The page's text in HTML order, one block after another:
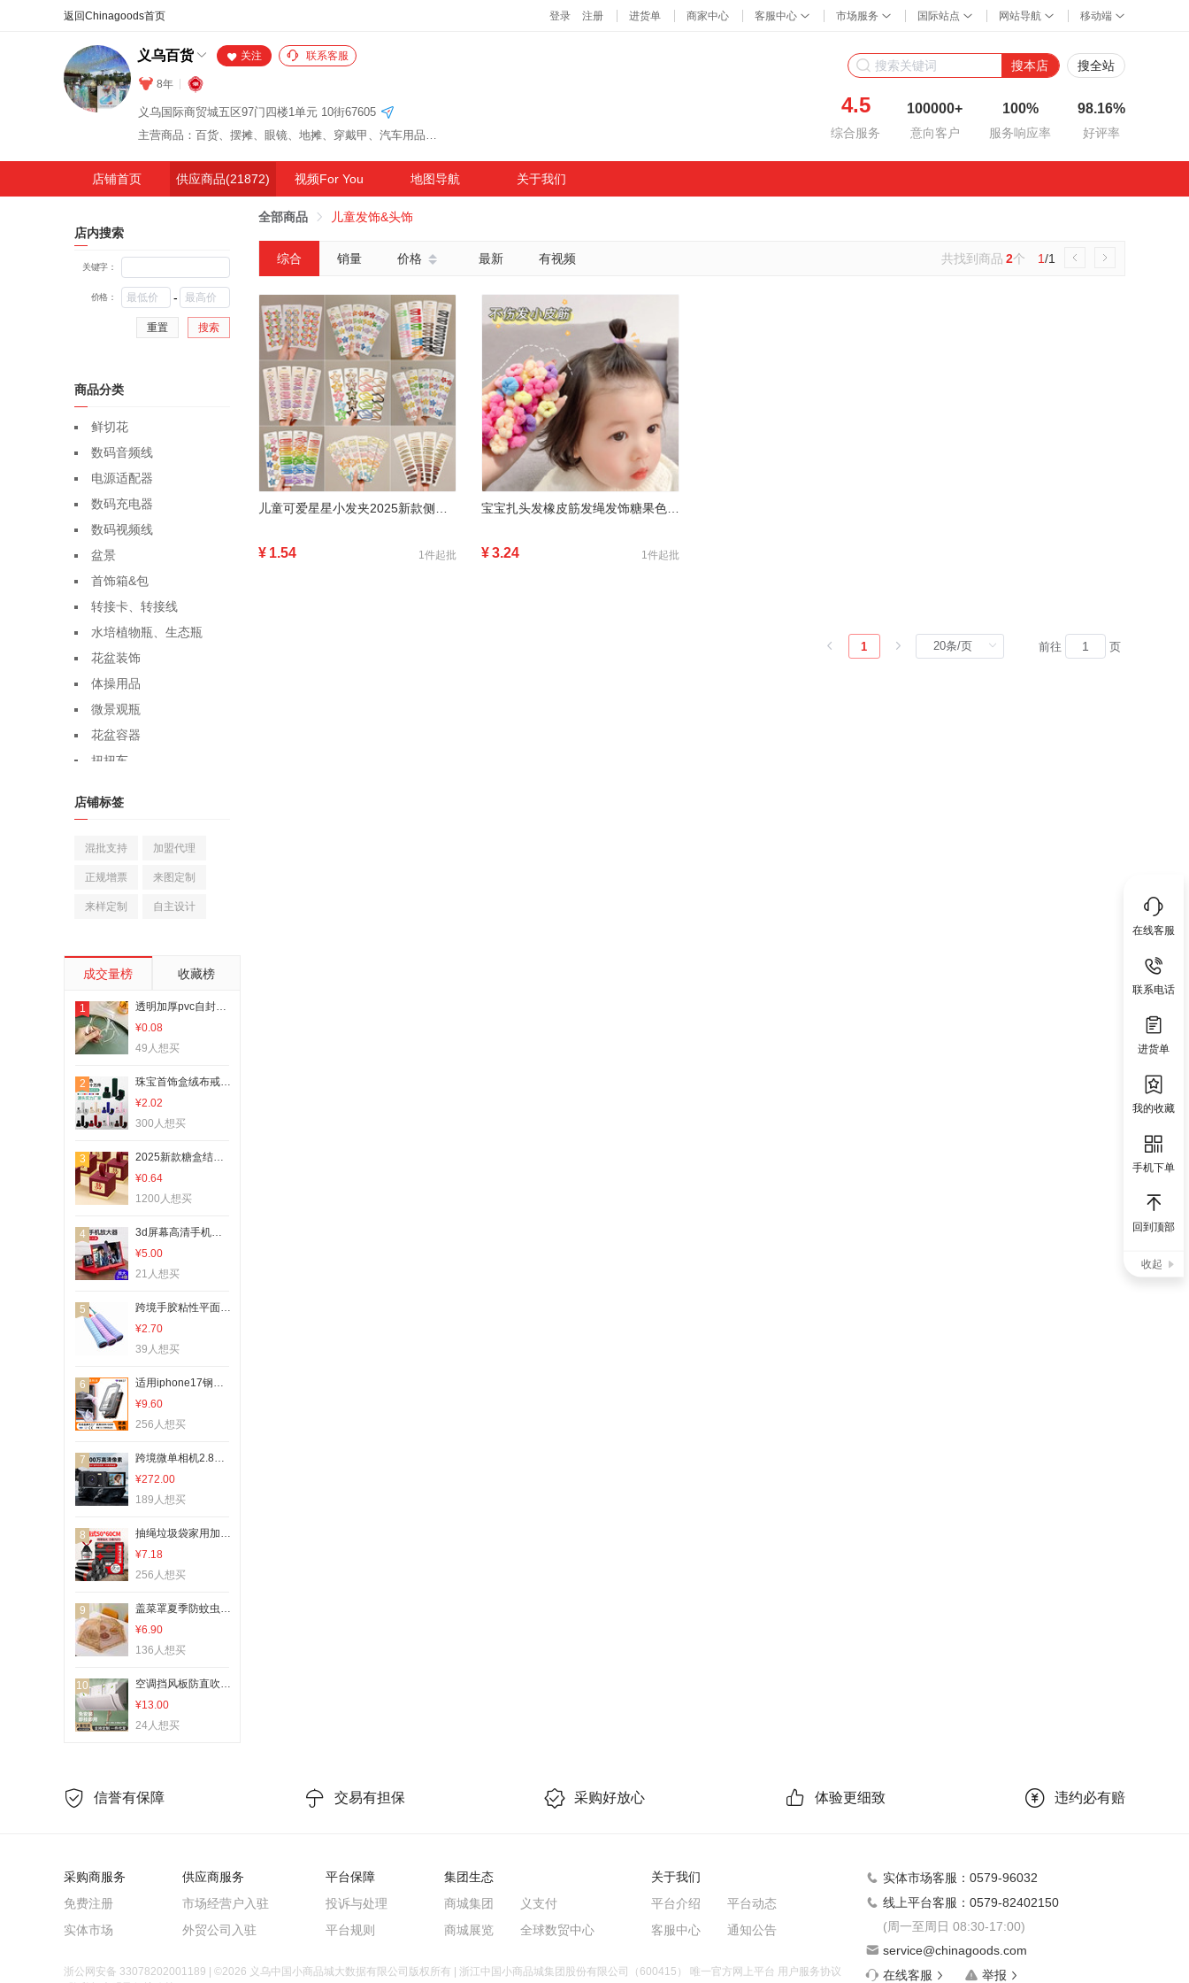
义乌百货
8年
关注 联系客服
义乌国际商贸城五区97门四楼1单元 10街67605
主营商品：百货、摆摊、眼镜、地摊、穿戴甲、汽车用品、帽子、宠物用品、车载摆件、宠物玩具、文具、户外、树脂工艺品、餐具、文创、垃圾袋、箱包
搜本店 搜全站
4.5
综合服务
100000+
意向客户
100%
服务响应率
98.16%
好评率
在线客服
联系电话
进货单
我的收藏
手机下单
回到顶部
收起
店铺首页 供应商品(21872) 视频For You 地图导航 关于我们
店内搜索
关键字：
价格： -
重置 搜索
商品分类
鲜切花
数码音频线
电源适配器
数码充电器
数码视频线
盆景
首饰箱&包
转接卡、转接线
水培植物瓶、生态瓶
花盆装饰
体操用品
微景观瓶
花盆容器
扭扭车
兰科植物
婚礼拱形门
婚庆回礼
纱幔/帷幔
喜碗/敬茶杯
洗衣液
手腕花
婚礼胸花
月季蔷薇类植物
三轮车
园艺灌溉工具
手持杀菌灯
渔坠
钓鱼包
鱼竿支架
迎亲堵门/游戏道具
喜糖盒
婚车装饰用品
子孙桶
竹木、藤苇、干草
钓鱼伞
干花
木炭
其他林业副产品
钓箱
探鱼器
夜钓灯
渔护
田径用品
室内LED灯串
其他饰品配件（新）
装饰别针
店铺标签
混批支持 加盟代理
正规增票 来图定制
来样定制 自主设计
成交量榜 收藏榜
1
透明加厚pvc自封袋珠宝首饰收纳袋饰品手链手串封口密封包装袋子
¥0.08
49人想买
2
珠宝首饰盒绒布戒指盒子吊坠手链手镯项链盒饰品耳钉徽章礼品包装
¥2.02
300人想买
3
2025新款糖盒结婚喜糖盒子高级感婚礼糖果盒手提喜糖袋小礼盒空盒
¥0.64
1200人想买
4
3d屏幕高清手机放大镜 手机桌面屏幕放大器拉伸手机支架10寸
¥5.00
21人想买
5
跨境手胶粘性平面防滑耐用型吸汗带匹克拍奶胶手胶网羽毛球拍手胶
¥2.70
39人想买
6
适用iphone17钢化膜无尘仓苹果17手机膜防窥膜iphone16pro钢化膜
¥9.60
256人想买
7
跨境微单相机2.8寸高清180度翻转屏户外vlog拍摄学生ccd数码相机
¥272.00
189人想买
8
抽绳垃圾袋家用加厚加大号50*60点断厨房自动收口手提塑料袋批发
¥7.18
256人想买
9
盖菜罩夏季防蚊虫餐桌罩加密防尘家居好物可折叠剩饭剩菜食物罩
¥6.90
136人想买
10
空调挡风板防直吹挡板壁挂式通用遮出风口转移导风婴儿月子款神器
¥13.00
24人想买
全部商品 儿童发饰&头饰
综合 销量 价格 最新 有视频 共找到商品 2个 1/1
¥ 1.54 1件起批 ¥3.24 1件起批
1 前往 页